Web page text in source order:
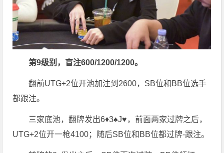
第9级别，盲注600/1200/1200。
翻前UTG+2位开池加注到2600，SB位和BB位选手
都跟注。
三家底池，翻牌发出6♦3♠J♥，前面两家过牌之后，
UTG+2位开一枪4100；随后SB位和BB位都过牌-跟注。